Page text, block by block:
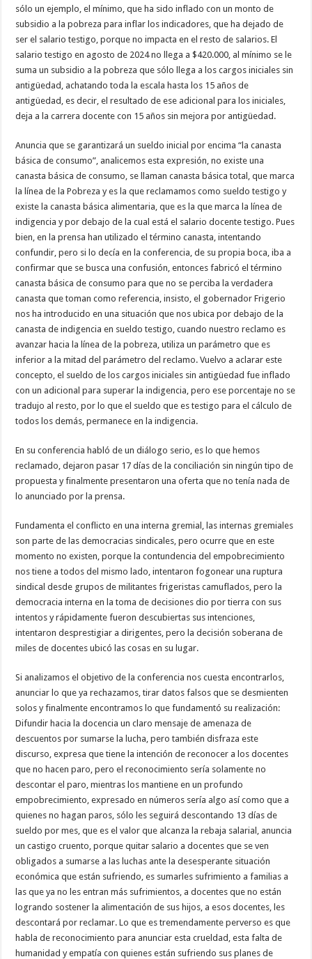
sólo un ejemplo, el mínimo, que ha sido inflado con un monto de
subsidio a la pobreza para inflar los indicadores, que ha dejado de
ser el salario testigo, porque no impacta en el resto de salarios. El
salario testigo en agosto de 2024 no llega a $420.000, al mínimo se le
suma un subsidio a la pobreza que sólo llega a los cargos iniciales sin
antigüedad, achatando toda la escala hasta los 15 años de
antigüedad, es decir, el resultado de ese adicional para los iniciales,
deja a la carrera docente con 15 años sin mejora por antigüedad.
Anuncia que se garantizará un sueldo inicial por encima “la canasta
básica de consumo”, analicemos esta expresión, no existe una
canasta básica de consumo, se llaman canasta básica total, que marca
la línea de la Pobreza y es la que reclamamos como sueldo testigo y
existe la canasta básica alimentaria, que es la que marca la línea de
indigencia y por debajo de la cual está el salario docente testigo. Pues
bien, en la prensa han utilizado el término canasta, intentando
confundir, pero si lo decía en la conferencia, de su propia boca, iba a
confirmar que se busca una confusión, entonces fabricó el término
canasta básica de consumo para que no se perciba la verdadera
canasta que toman como referencia, insisto, el gobernador Frigerio
nos ha introducido en una situación que nos ubica por debajo de la
canasta de indigencia en sueldo testigo, cuando nuestro reclamo es
avanzar hacia la línea de la pobreza, utiliza un parámetro que es
inferior a la mitad del parámetro del reclamo. Vuelvo a aclarar este
concepto, el sueldo de los cargos iniciales sin antigüedad fue inflado
con un adicional para superar la indigencia, pero ese porcentaje no se
tradujo al resto, por lo que el sueldo que es testigo para el cálculo de
todos los demás, permanece en la indigencia.
En su conferencia habló de un diálogo serio, es lo que hemos
reclamado, dejaron pasar 17 días de la conciliación sin ningún tipo de
propuesta y finalmente presentaron una oferta que no tenía nada de
lo anunciado por la prensa.
Fundamenta el conflicto en una interna gremial, las internas gremiales
son parte de las democracias sindicales, pero ocurre que en este
momento no existen, porque la contundencia del empobrecimiento
nos tiene a todos del mismo lado, intentaron fogonear una ruptura
sindical desde grupos de militantes frigeristas camuflados, pero la
democracia interna en la toma de decisiones dio por tierra con sus
intentos y rápidamente fueron descubiertas sus intenciones,
intentaron desprestigiar a dirigentes, pero la decisión soberana de
miles de docentes ubicó las cosas en su lugar.
Si analizamos el objetivo de la conferencia nos cuesta encontrarlos,
anunciar lo que ya rechazamos, tirar datos falsos que se desmienten
solos y finalmente encontramos lo que fundamentó su realización:
Difundir hacia la docencia un claro mensaje de amenaza de
descuentos por sumarse la lucha, pero también disfraza este
discurso, expresa que tiene la intención de reconocer a los docentes
que no hacen paro, pero el reconocimiento sería solamente no
descontar el paro, mientras los mantiene en un profundo
empobrecimiento, expresado en números sería algo así como que a
quienes no hagan paros, sólo les seguirá descontando 13 días de
sueldo por mes, que es el valor que alcanza la rebaja salarial, anuncia
un castigo cruento, porque quitar salario a docentes que se ven
obligados a sumarse a las luchas ante la desesperante situación
económica que están sufriendo, es sumarles sufrimiento a familias a
las que ya no les entran más sufrimientos, a docentes que no están
logrando sostener la alimentación de sus hijos, a esos docentes, les
descontará por reclamar. Lo que es tremendamente perverso es que
habla de reconocimiento para anunciar esta crueldad, esta falta de
humanidad y empatía con quienes están sufriendo sus planes de